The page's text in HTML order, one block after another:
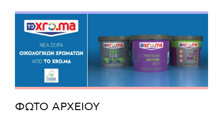
ΦΩΤΟ ΑΡΧΕΙΟΥ